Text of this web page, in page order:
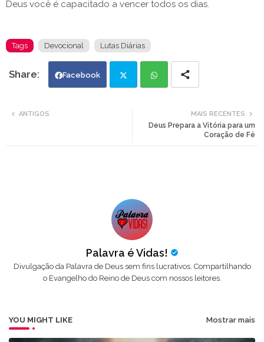
Deus você é capacitado a vencer todos os dias.
Tags Devocional Lutas Diárias
Facebook
ats
MAIS RECENTES
Deus Prepara a Vitória para um
Coração de Fé
ANTIGOS
Palavra é Vidas!
Divulgação da Palavra de Deus sem fins lucrativos. Compartilhando
o Evangelho do Reino de Deus com nossos leitores.
YOU MIGHT LIKE Mostrar mais